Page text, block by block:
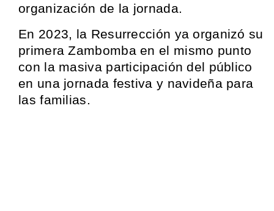
organización de la jornada.
En 2023, la Resurrección ya organizó su
primera Zambomba en el mismo punto
con la masiva participación del público
en una jornada festiva y navideña para
las familias.